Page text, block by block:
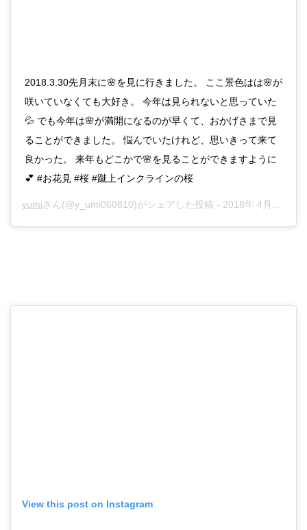
2018.3.30先月末に🌸を見に行きました。 ここ景色はは🌸が
咲いていなくても大好き。 今年は見られないと思っていた
💦 でも今年は🌸が満開になるのが早くて、おかげさまで見
ることができました。 悩んでいたけれど、思いきって来て
良かった。 来年もどこかで🌸を見ることができますように
💕 #お花見 #桜 #蹴上インクラインの桜
yumiさん(@y_umi060810)がシェアした投稿 - 2018年 4月月5日午前8時02分PDT
View this post on Instagram